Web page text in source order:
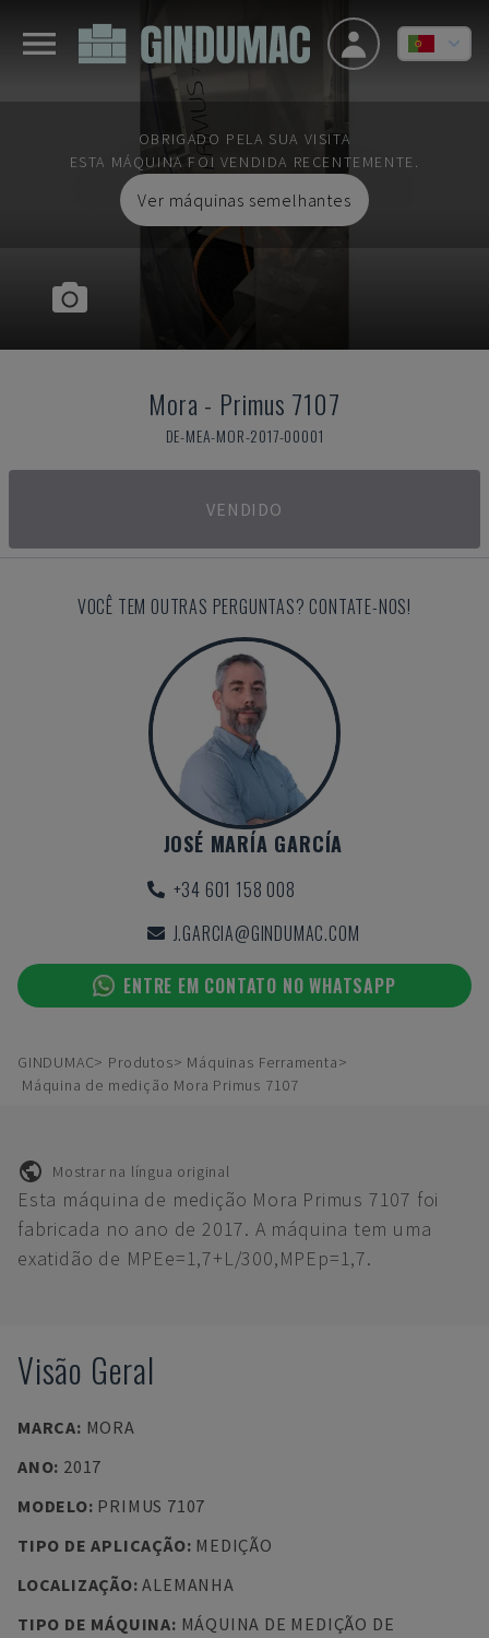
OBRIGADO PELA SUA VISITA
ESTA MÁQUINA FOI VENDIDA RECENTEMENTE.
Ver máquinas semelhantes
Mora - Primus 7107
DE-MEA-MOR-2017-00001
VENDIDO
VOCÊ TEM OUTRAS PERGUNTAS? CONTATE-NOS!
JOSÉ MARÍA GARCÍA
+34 601 158 008
J.GARCIA@GINDUMAC.COM
ENTRE EM CONTATO NO WHATSAPP
GINDUMAC Produtos
Máquinas Ferramenta
Máquina de medição Mora Primus 7107
Mostrar na língua original
Esta máquina de medição Mora Primus 7107 foi
fabricada no ano de 2017. A máquina tem uma
exatidão de MPEe=1,7+L/300,MPEp=1,7.
Visão Geral
MARCA: MORA
ANO: 2017
MODELO: PRIMUS 7107
TIPO DE APLICAÇÃO: MEDIÇÃO
LOCALIZAÇÃO:ALEMANHA
TIPO DE MÁQUINA: MÁQUINA DE MEDIÇÃO DE